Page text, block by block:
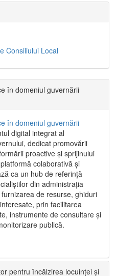
Consiliului Local
în domeniul guvernării
în domeniul guvernării
digital integrat al
dedicat promovării
proactive și sprijinului
colaborativă și
ca un hub de referință
din administrația
de resurse, ghiduri
prin facilitarea
instrumente de consultare și
publică.
pentru încălzirea locuinței și